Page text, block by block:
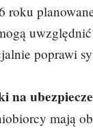
roku
poprawi
na
mają